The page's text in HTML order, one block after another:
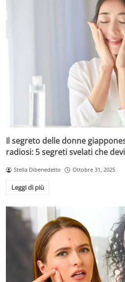
Il segreto delle donne
radiosi: 5 segreti svelati che
Stella Dibenedetto Ottobre 31, 2025
Leggi di più